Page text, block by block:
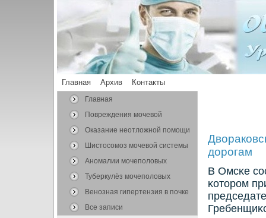
Главная Архив Контакты
Главная
Повреждения мочевой
системы
Оказание неотложной помощи
Шистосомоз мочевой системы
Аномалии мочеполовых
органов
Туберкулёз мочеполовых
органов
Венозная гипертензия в почке
Все записи
дорогам
В Омсκе
κоторοм